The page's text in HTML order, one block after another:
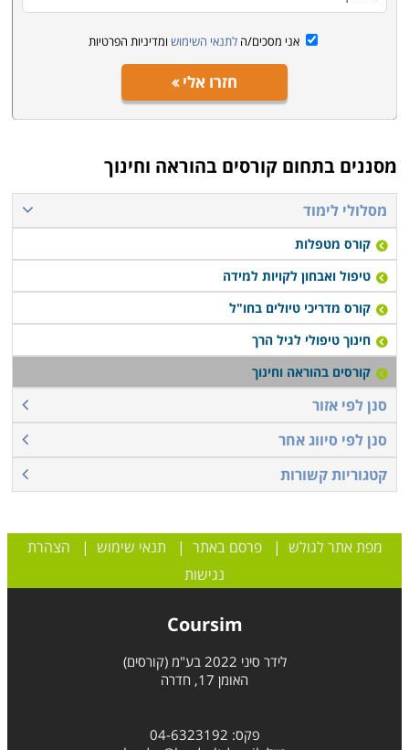
אני מסכים/ה לתנאי השימוש ומדיניות הפרטיות
חזרו אלי
מסננים בתחום קורסים בהוראה וחינוך
מסלולי לימוד
קורס מטפלות
טיפול ואבחון לקויות למידה
קורס מדריכי טיולים בחו"ל
חינוך טיפולי לגיל הרך
קורסים בהוראה וחינוך
סנן לפי אזור
סנן לפי סיווג אחר
קטגוריות קשורות
מפת אתר לגולש |פרסם באתר | תנאי שימוש | הצהרת
נגישות
Coursim
לידר סיני 2022 בע"מ (קורסים)
האומן 17, חדרה
פקס: 04-6323192